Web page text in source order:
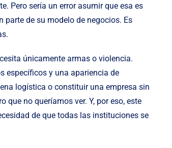
Pero sería un error asumir que esa es
de su modelo de negocios. Es
únicamente armas o violencia.
específicos y una apariencia de
logística o constituir una empresa sin
que no queríamos ver. Y, por eso, este
de que todas las instituciones se